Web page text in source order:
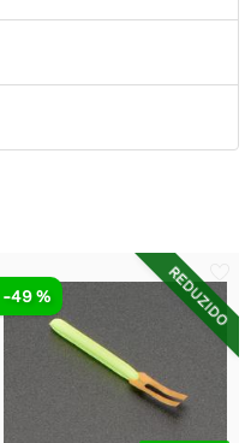
REDUZIDO
-49 %